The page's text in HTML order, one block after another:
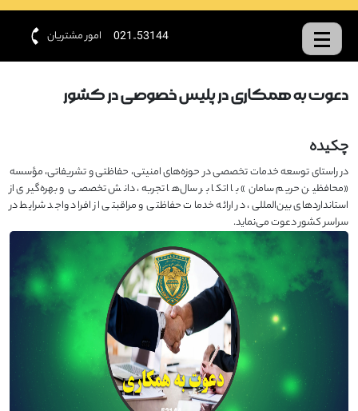
021-53144 امور مشتریان
دعوت به همکاری در پلیس خصوصی در کشور
چکیده
در راستای توسعه خدمات تخصصی در حوزه‌های امنیتی، حفاظتی و تشریفاتی، مؤسسه
«محافظین حریم سامان» با اتکا بر سال‌ها تجربه، دانش تخصصی و بهره‌گیری از
استانداردهای بین‌المللی، در ارائه خدمات حفاظتی و مراقبتی از افراد واجد شرایط در
سراسر کشور دعوت می‌نماید.